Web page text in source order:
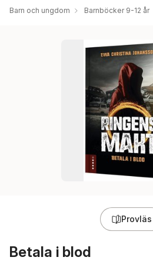
Barn och ungdom Barnböcker 9-12 år
Provläs
Betala i blod